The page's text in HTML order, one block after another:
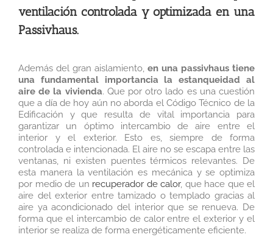
ventilación controlada y optimizada en una
Passivhaus.
Además del gran aislamiento, en una passivhaus tiene
una fundamental importancia la estanqueidad al
aire de la vivienda. Que por otro lado es una cuestión
que a día de hoy aún no aborda el Código Técnico de la
Edificación y que resulta de vital importancia para
garantizar un óptimo intercambio de aire entre el
interior y el exterior. Esto es, siempre de forma
controlada e intencionada. El aire no se escapa entre las
ventanas, ni existen puentes térmicos relevantes. De
esta manera la ventilación es mecánica y se optimiza
por medio de un recuperador de calor, que hace que el
aire del exterior entre tamizado o templado gracias al
aire ya acondicionado del interior que se renueva. De
forma que el intercambio de calor entre el exterior y el
interior se realiza de forma energéticamente eficiente.